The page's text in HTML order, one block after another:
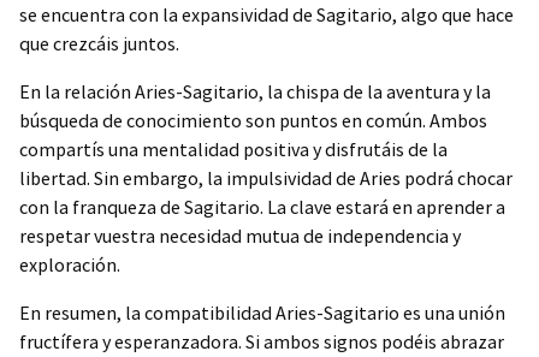
se encuentra con la expansividad de Sagitario, algo que hace
que crezcáis juntos.
En la relación Aries-Sagitario, la chispa de la aventura y la
búsqueda de conocimiento son puntos en común. Ambos
compartís una mentalidad positiva y disfrutáis de la
libertad. Sin embargo, la impulsividad de Aries podrá chocar
con la franqueza de Sagitario. La clave estará en aprender a
respetar vuestra necesidad mutua de independencia y
exploración.
En resumen, la compatibilidad Aries-Sagitario es una unión
fructífera y esperanzadora. Si ambos signos podéis abrazar